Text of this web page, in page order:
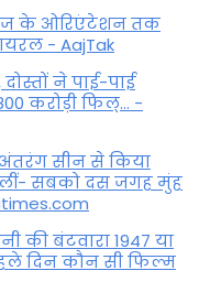
के ओरिएंटेशन तक
- AajTak
ने पाई-पाई
करोड़ी फिल्... -
सीन से किया
सबको दस जगह मुंह
की बंटवारा 1947 या
दिन कौन सी फिल्म